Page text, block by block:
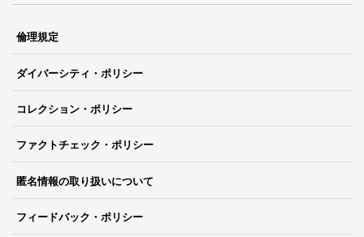
倫理規定
ダイバーシティ・ポリシー
コレクション・ポリシー
ファクトチェック・ポリシー
匿名情報の取り扱いについて
フィードバック・ポリシー